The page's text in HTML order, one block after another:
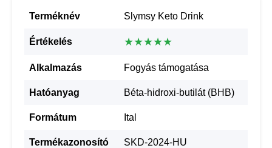
Terméknév Slymsy Keto Drink
Értékelés ★★★★★
Alkalmazás Fogyás támogatása
Hatóanyag Béta-hidroxi-butilát (BHB)
Formátum Ital
Termékazonosító SKD-2024-HU